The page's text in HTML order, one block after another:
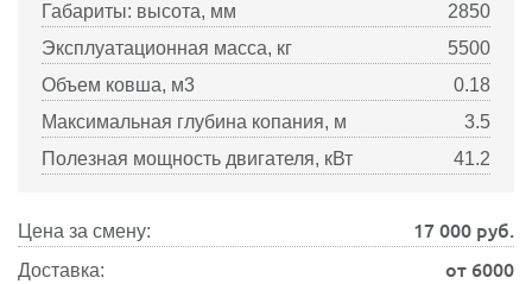
Габариты: высота, мм
2850
Эксплуатационная масса, кг
5500
Объем ковша, м3
0.18
Максимальная глубина копания, м
3.5
Полезная мощность двигателя, кВт
41.2
Цена за смену: 17 000 руб.
Доставка: от 6000